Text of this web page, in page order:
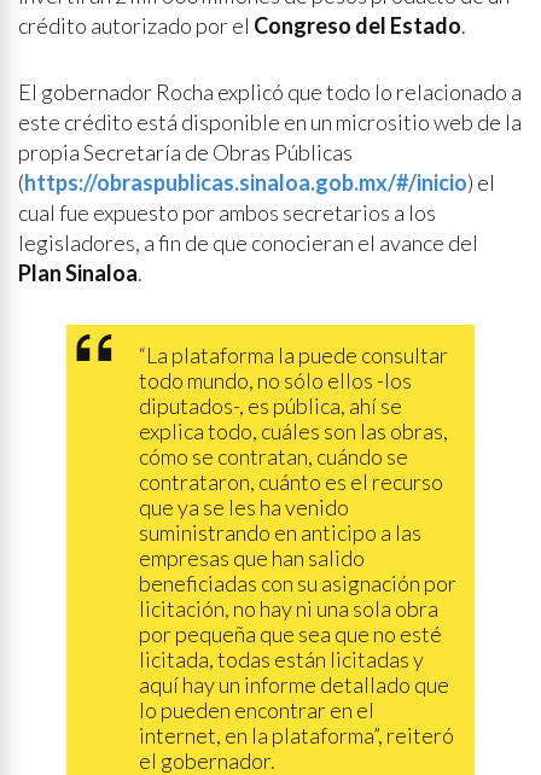
crédito autorizado por el Congreso del Estado.
El gobernador Rocha explicó que todo lo relacionado a
este crédito está disponible en un micrositio web de la
propia Secretaría de Obras Públicas
(https://obraspublicas.sinaloa.gob.mx/#/inicio) el
cual fue expuesto por ambos secretarios a los
legisladores, a fin de que conocieran el avance del
Plan Sinaloa.
“La plataforma la puede consultar
todo mundo, no sólo ellos -los
diputados-, es pública, ahí se
explica todo, cuáles son las obras,
cómo se contratan, cuándo se
contrataron, cuánto es el recurso
que ya se les ha venido
suministrando en anticipo a las
empresas que han salido
beneficiadas con su asignación por
licitación, no hay ni una sola obra
por pequeña que sea que no esté
licitada, todas están licitadas y
aquí hay un informe detallado que
lo pueden encontrar en el
internet, en la plataforma”, reiteró
el gobernador.